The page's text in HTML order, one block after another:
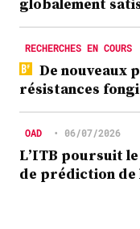
RECHERCHES EN COURS
De
résistances
OAD • 06/07/2026
L’ITB poursuit
de prédiction